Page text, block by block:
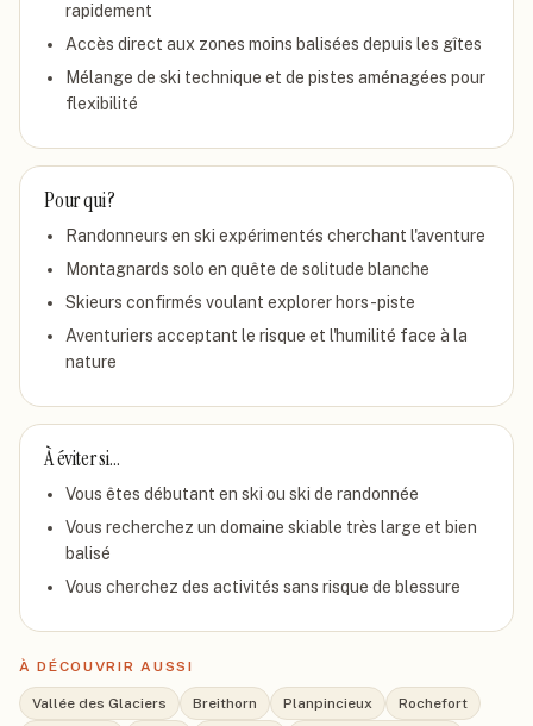
rapidement
Accès direct aux zones moins balisées depuis les gîtes
Mélange de ski technique et de pistes aménagées pour
flexibilité
Pour qui ?
Randonneurs en ski expérimentés cherchant l'aventure
Montagnards solo en quête de solitude blanche
Skieurs confirmés voulant explorer hors-piste
Aventuriers acceptant le risque et l'humilité face à la
nature
À éviter si…
Vous êtes débutant en ski ou ski de randonnée
Vous recherchez un domaine skiable très large et bien
balisé
Vous cherchez des activités sans risque de blessure
À DÉCOUVRIR AUSSI
Vallée des Glaciers Breithorn Planpincieux
Rochefort